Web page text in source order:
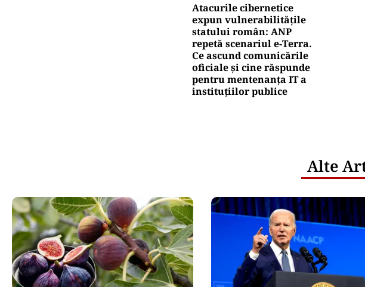
Atacurile cibernetice
expun vulnerabilitățile
statului român: ANP
repetă scenariul e‑Terra.
Ce ascund comunicările
oficiale și cine răspunde
pentru mentenanța IT a
instituțiilor publice
Alte